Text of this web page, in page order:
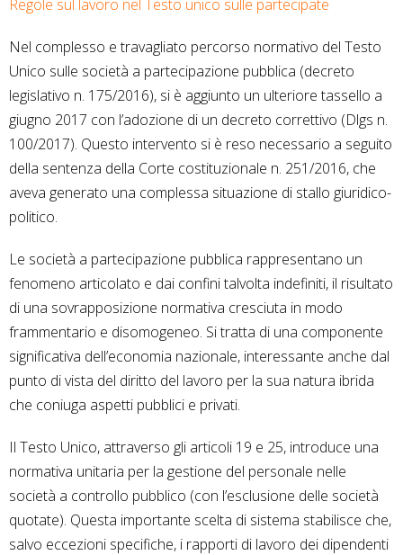
Regole sul lavoro nel Testo unico sulle partecipate
Nel complesso e travagliato percorso normativo del Testo
Unico sulle società a partecipazione pubblica (decreto
legislativo n. 175/2016), si è aggiunto un ulteriore tassello a
giugno 2017 con l’adozione di un decreto correttivo (Dlgs n.
100/2017). Questo intervento si è reso necessario a seguito
della sentenza della Corte costituzionale n. 251/2016, che
aveva generato una complessa situazione di stallo giuridico-
politico.
Le società a partecipazione pubblica rappresentano un
fenomeno articolato e dai confini talvolta indefiniti, il risultato
di una sovrapposizione normativa cresciuta in modo
frammentario e disomogeneo. Si tratta di una componente
significativa dell’economia nazionale, interessante anche dal
punto di vista del diritto del lavoro per la sua natura ibrida
che coniuga aspetti pubblici e privati.
Il Testo Unico, attraverso gli articoli 19 e 25, introduce una
normativa unitaria per la gestione del personale nelle
società a controllo pubblico (con l’esclusione delle società
quotate). Questa importante scelta di sistema stabilisce che,
salvo eccezioni specifiche, i rapporti di lavoro dei dipendenti